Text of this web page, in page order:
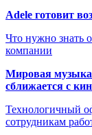
Adele готовит
Что нужно знать
компании
Мировая
сближается с
Технологичный
сотрудникам